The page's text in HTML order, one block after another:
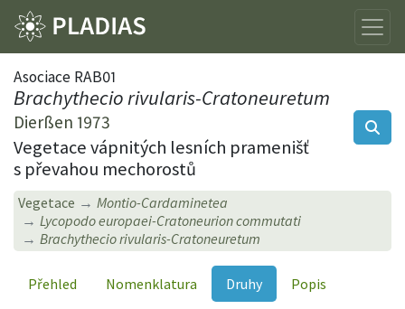
Asociace RAB01
Brachythecio rivularis-Cratoneuretum
Dierßen 1973
Vegetace vápnitých lesních pramenišť
s převahou mechorostů
Vegetace
Montio-Cardaminetea
Lycopodo europaei-Cratoneurion commutati
Brachythecio rivularis-Cratoneuretum
Přehled Nomenklatura Druhy
Popis